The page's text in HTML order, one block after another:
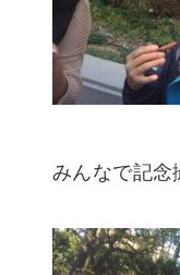
みんなで記念